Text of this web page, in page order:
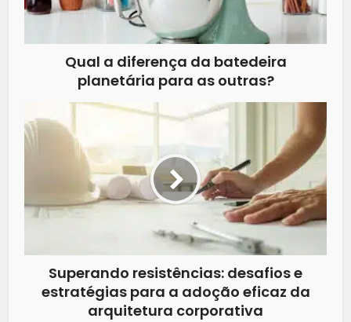
Qual a diferença da batedeira
planetária para as outras?
Superando resistências: desafios e
estratégias para a adoção eficaz da
arquitetura corporativa